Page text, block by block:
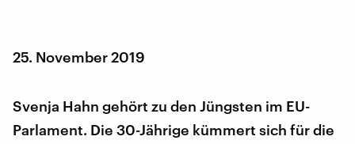
25. November 2019
Svenja Hahn gehört zu den Jüngsten im EU-
Parlament. Die 30-Jährige kümmert sich für die